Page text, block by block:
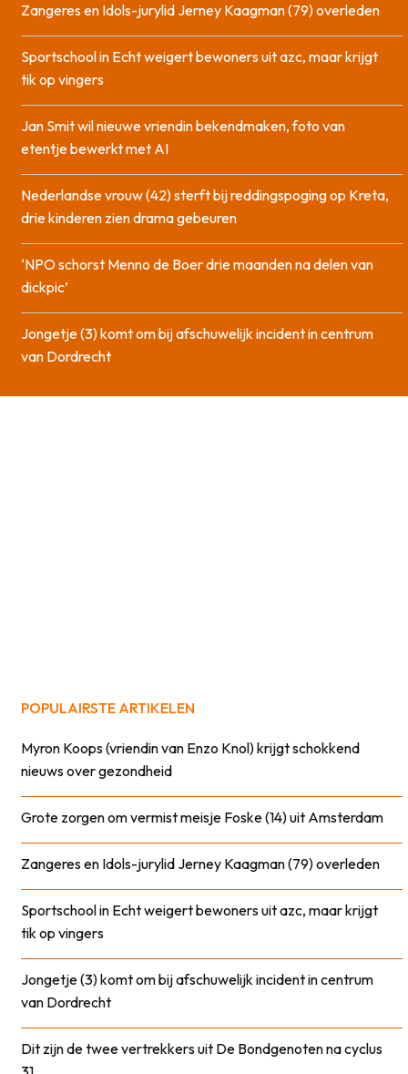
Zangeres en Idols-jurylid Jerney Kaagman (79) overleden
Sportschool in Echt weigert bewoners uit azc, maar krijgt
tik op vingers
Jan Smit wil nieuwe vriendin bekendmaken, foto van
etentje bewerkt met AI
Nederlandse vrouw (42) sterft bij reddingspoging op Kreta,
drie kinderen zien drama gebeuren
‘NPO schorst Menno de Boer drie maanden na delen van
dickpic’
Jongetje (3) komt om bij afschuwelijk incident in centrum
van Dordrecht
POPULAIRSTE ARTIKELEN
Myron Koops (vriendin van Enzo Knol) krijgt schokkend
nieuws over gezondheid
Grote zorgen om vermist meisje Foske (14) uit Amsterdam
Zangeres en Idols-jurylid Jerney Kaagman (79) overleden
Sportschool in Echt weigert bewoners uit azc, maar krijgt
tik op vingers
Jongetje (3) komt om bij afschuwelijk incident in centrum
van Dordrecht
Dit zijn de twee vertrekkers uit De Bondgenoten na cyclus